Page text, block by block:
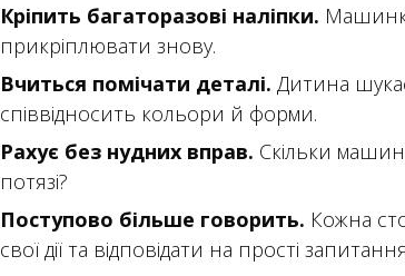
Кріпить багаторазові наліпки.
прикріплювати знову.
Вчиться помічати деталі. Дитина
співвідносить кольори й форми.
Рахує без нудних вправ. Скільки
потязі?
Поступово більше говорить. Кожна
свої дії та відповідати на прості